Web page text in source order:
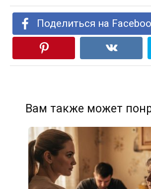
Поделиться на
Вам также может